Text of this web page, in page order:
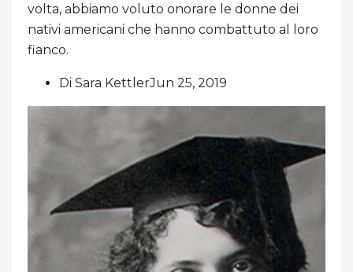
volta, abbiamo voluto onorare le donne dei
nativi americani che hanno combattuto al loro
fianco.
Di Sara KettlerJun 25, 2019